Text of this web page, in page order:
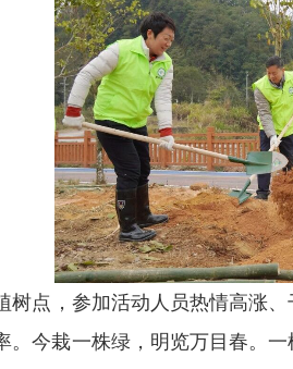
树点，参加活动人员热情高涨
。今栽一株绿，明览万目春。